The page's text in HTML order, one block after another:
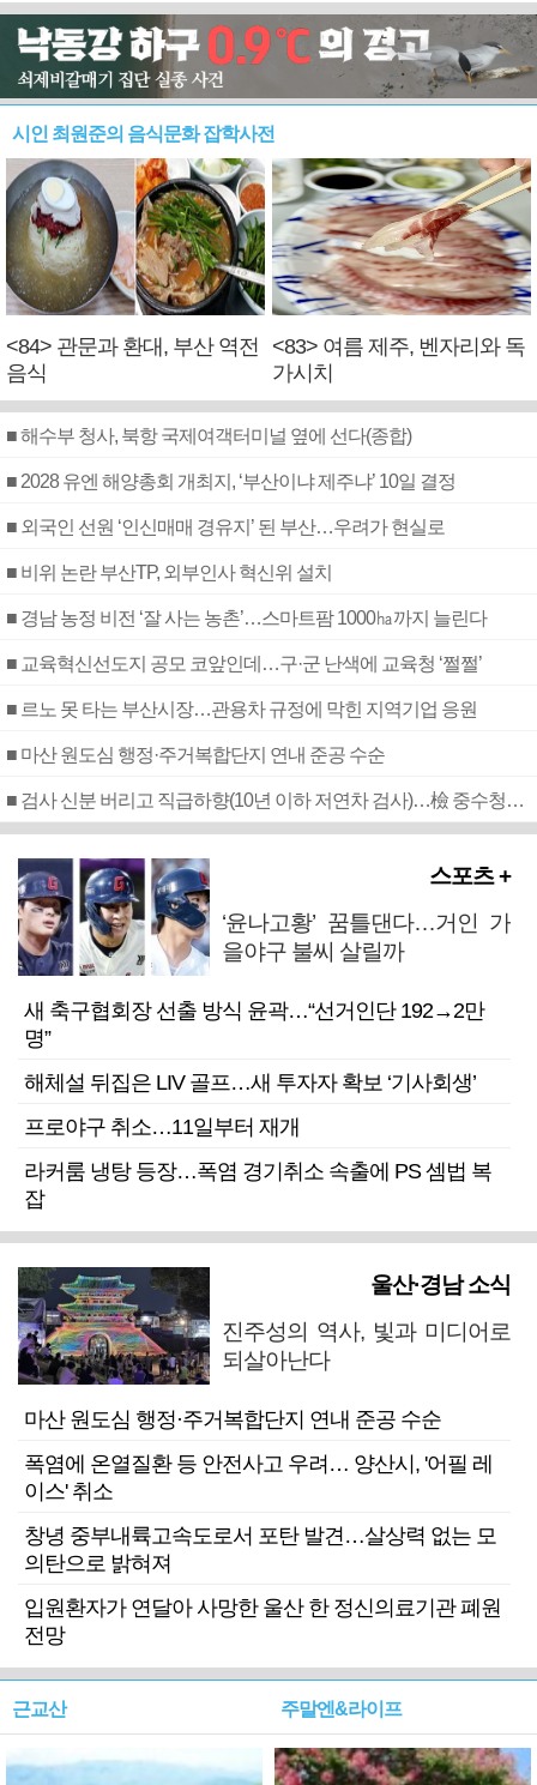
시인 최원준의 음식문화 잡학사전
<84> 관문과 환대, 부산 역전
음식
<83> 여름 제주, 벤자리와 독
가시치
■ 해수부 청사, 북항 국제여객터미널 옆에 선다(종합)
■ 2028 유엔 해양총회 개최지, ‘부산이냐 제주냐’ 10일 결정
■ 외국인 선원 ‘인신매매 경유지’ 된 부산…우려가 현실로
■ 비위 논란 부산TP, 외부인사 혁신위 설치
■ 경남 농정 비전 ‘잘 사는 농촌’…스마트팜 1000㏊까지 늘린다
■ 교육혁신선도지 공모 코앞인데…구·군 난색에 교육청 ‘쩔쩔’
■ 르노 못 타는 부산시장…관용차 규정에 막힌 지역기업 응원
■ 마산 원도심 행정·주거복합단지 연내 준공 수순
■ 검사 신분 버리고 직급하향(10년 이하 저연차 검사)…檢 중수청행 기피
스포츠 +
‘윤나고황’ 꿈틀댄다…거인 가
을야구 불씨 살릴까
새 축구협회장 선출 방식 윤곽…“선거인단 192→2만
명”
해체설 뒤집은 LIV 골프…새 투자자 확보 ‘기사회생’
프로야구 취소…11일부터 재개
라커룸 냉탕 등장…폭염 경기취소 속출에 PS 셈법 복
잡
울산·경남 소식
진주성의 역사, 빛과 미디어로
되살아난다
마산 원도심 행정·주거복합단지 연내 준공 수순
폭염에 온열질환 등 안전사고 우려… 양산시, '어필 레
이스' 취소
창녕 중부내륙고속도로서 포탄 발견…살상력 없는 모
의탄으로 밝혀져
입원환자가 연달아 사망한 울산 한 정신의료기관 폐원
전망
근교산 주말엔&라이프